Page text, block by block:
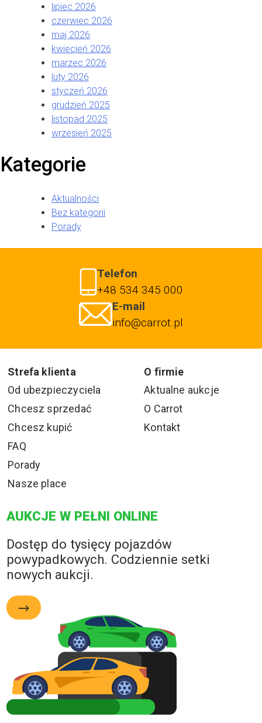
lipiec 2026
czerwiec 2026
maj 2026
kwiecień 2026
marzec 2026
luty 2026
styczeń 2026
grudzień 2025
listopad 2025
wrzesień 2025
Kategorie
Aktualności
Bez kategorii
Porady
Telefon
+48 534 345 000
E-mail
info@carrot.pl
Strefa klienta
O firmie
Od ubezpieczyciela
Chcesz sprzedać
Chcesz kupić
FAQ
Porady
Nasze place
Aktualne aukcje
O Carrot
Kontakt
AUKCJE W PEŁNI ONLINE
Dostęp do tysięcy pojazdów
powypadkowych. Codziennie setki
nowych aukcji.